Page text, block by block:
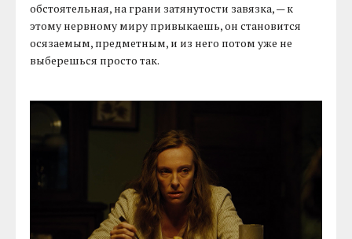
обстоятельная, на грани затянутости завязка, — к
этому нервному миру привыкаешь, он становится
осязаемым, предметным, и из него потом уже не
выберешься просто так.